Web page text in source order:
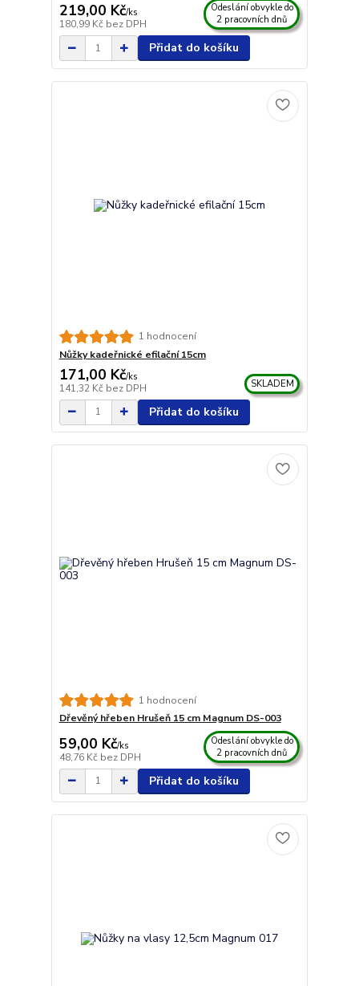
219,00 Kč/ks
180,99 Kč bez DPH
Odeslání obvykle do
2 pracovních dnů
Přidat do košíku
1 hodnocení
Nůžky kadeřnické efilační 15cm
171,00 Kč/ks
141,32 Kč bez DPH SKLADEM
Přidat do košíku
1 hodnocení
Dřevěný hřeben Hrušeň 15 cm Magnum DS-003
59,00 Kč/ks
48,76 Kč bez DPH
Odeslání obvykle do
2 pracovních dnů
Přidat do košíku